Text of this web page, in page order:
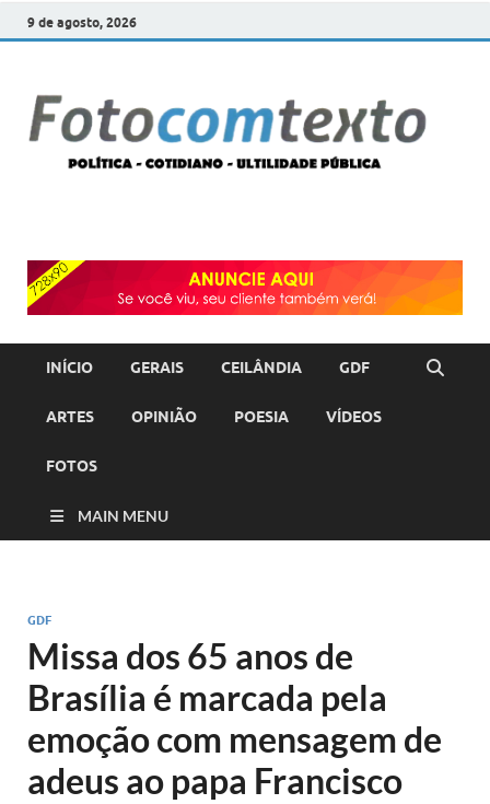
9 de agosto, 2026
INÍCIO GERAIS CEILÂNDIA GDF
ARTES OPINIÃO POESIA VÍDEOS
FOTOS
MAIN MENU
GDF
Missa dos 65 anos de
Brasília é marcada pela
emoção com mensagem de
adeus ao papa Francisco